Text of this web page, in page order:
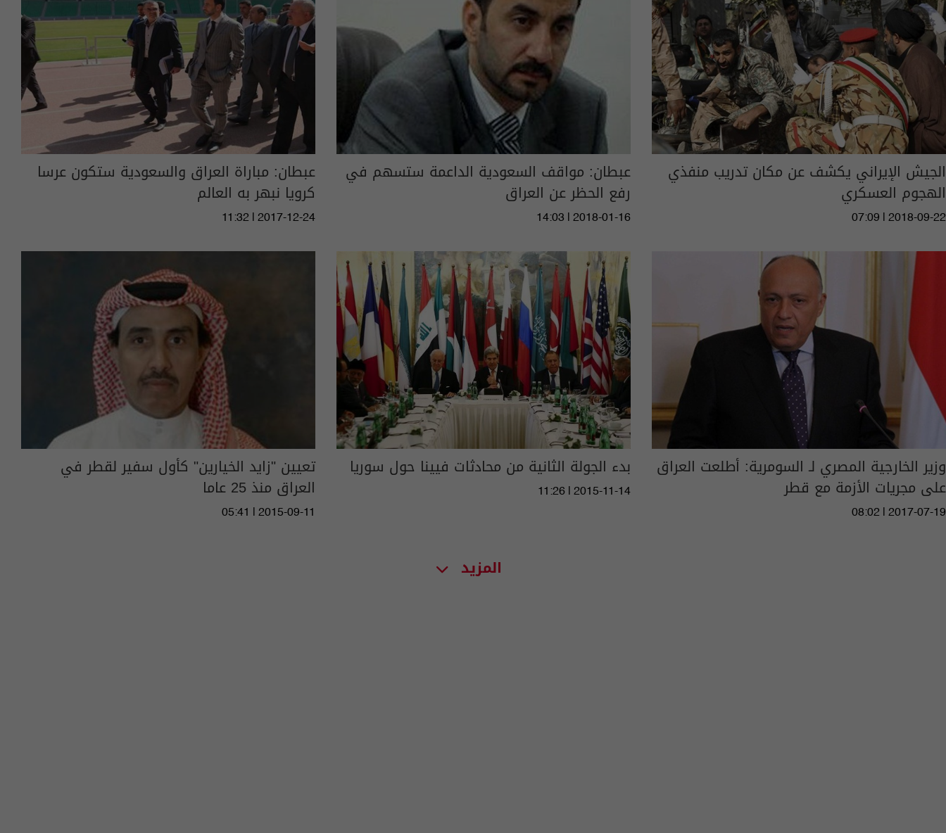
الجيش الإيراني يكشف عن مكان تدريب منفذي
الهجوم العسكري
07:09 | 2018-09-22
عبطان: مواقف السعودية الداعمة ستسهم في
رفع الحظر عن العراق
14:03 | 2018-01-16
عبطان: مباراة العراق والسعودية ستكون عرسا
كرويا نبهر به العالم
11:32 | 2017-12-24
وزير الخارجية المصري لـ السومرية: أطلعت العراق
على مجريات الأزمة مع قطر
08:02 | 2017-07-19
بدء الجولة الثانية من محادثات فيينا حول سوريا
11:26 | 2015-11-14
تعيين "زايد الخيارين" كأول سفير لقطر في
العراق منذ 25 عاما
05:41 | 2015-09-11
المزيد